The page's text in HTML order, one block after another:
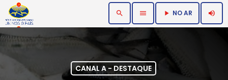
search menu play_arrow NO AR volume_up
CANAL A - DESTAQUE